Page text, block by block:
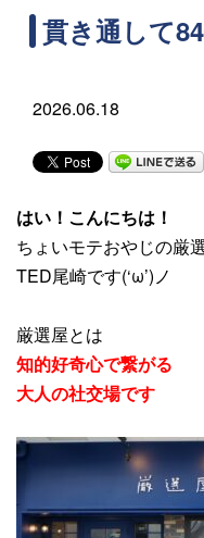
貫き通して
2026.06.18
はい！こんにちは！
ちょいモテおやじの厳
TED尾崎です(‘ω’)ノ
厳選屋とは
知的好奇心で繋がる
大人の社交場です